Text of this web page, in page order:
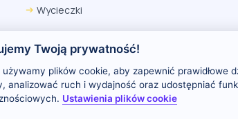
Wycieczki
Twoją prywatność!
używamy plików cookie, aby zapewnić prawidłowe
analizować ruch i wydajność oraz udostępniać
Ustawienia plików cookie